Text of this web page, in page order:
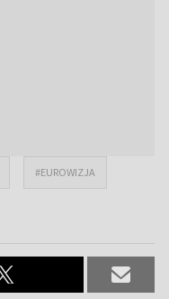
#EUROWIZJA